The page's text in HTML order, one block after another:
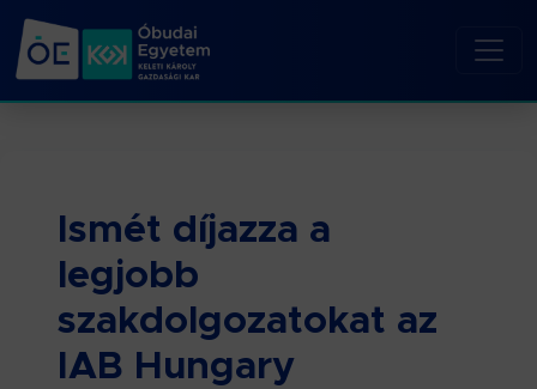
Ismét díjazza a
legjobb
szakdolgozatokat az
IAB Hungary